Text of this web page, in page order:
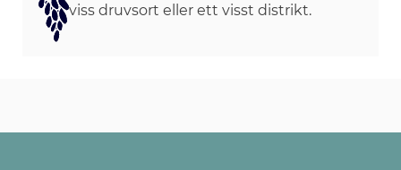
viss druvsort eller ett visst distrikt.